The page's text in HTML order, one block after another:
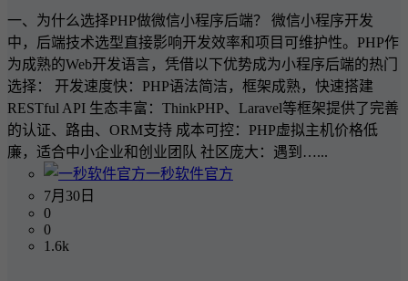
一、为什么选择PHP做微信小程序后端？ 微信小程序开发
中，后端技术选型直接影响开发效率和项目可维护性。PHP作
为成熟的Web开发语言，凭借以下优势成为小程序后端的热门
选择： 开发速度快：PHP语法简洁，框架成熟，快速搭建
RESTful API 生态丰富：ThinkPHP、Laravel等框架提供了完善
的认证、路由、ORM支持 成本可控：PHP虚拟主机价格低
廉，适合中小企业和创业团队 社区庞大：遇到…...
一秒软件官方
7月30日
0
0
1.6k